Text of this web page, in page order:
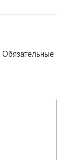
Обязательные